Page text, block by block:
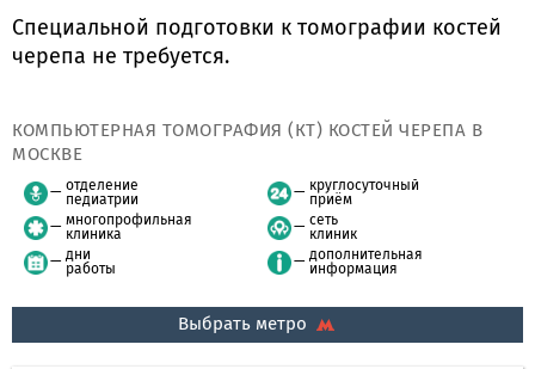
Специальной подготовки к томографии костей
черепа не требуется.
КОМПЬЮТЕРНАЯ ТОМОГРАФИЯ (КТ) КОСТЕЙ ЧЕРЕПА В
МОСКВЕ
отделение
педиатрии
многопрофильная
клиника
дни
работы
круглосуточный
приём
сеть
клиник
дополнительная
информация
Выбрать метро